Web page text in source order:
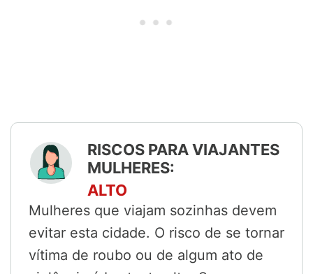
RISCOS PARA VIAJANTES
MULHERES:
ALTO
Mulheres que viajam sozinhas devem
evitar esta cidade. O risco de se tornar
vítima de roubo ou de algum ato de